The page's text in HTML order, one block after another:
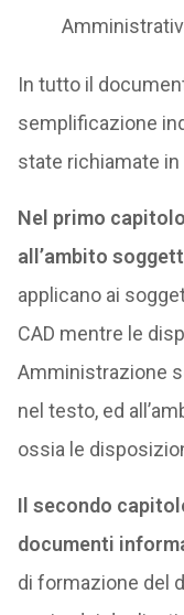
In tutto il
semplificazione
state richiamate
Nel primo capitolo
all’ambito
applicano ai
CAD mentre le
Amministrazione
nel testo, ed
ossia le
Il secondo
documenti
di formazione del